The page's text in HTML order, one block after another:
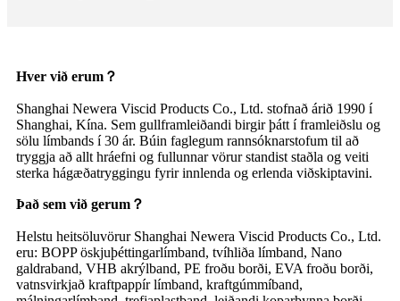
Hver við erum ？
Shanghai Newera Viscid Products Co., Ltd. stofnað árið 1990 í
Shanghai, Kína. Sem gullframleiðandi birgir þátt í framleiðslu og
sölu límbands í 30 ár. Búin faglegum rannsóknarstofum til að
tryggja að allt hráefni og fullunnar vörur standist staðla og veiti
sterka hágæðatryggingu fyrir innlenda og erlenda viðskiptavini.
Það sem við gerum ？
Helstu heitsöluvörur Shanghai Newera Viscid Products Co., Ltd.
eru: BOPP öskjuþéttingarlímband, tvíhliða límband, Nano
galdraband, VHB akrýlband, PE froðu borði, EVA froðu borði,
vatnsvirkjað kraftpappír límband, kraftgúmmíband,